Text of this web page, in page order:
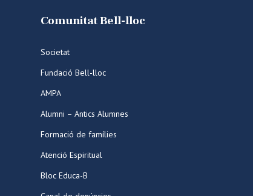
Comunitat Bell-lloc
Societat
Fundació Bell-lloc
AMPA
Alumni – Antics Alumnes
Formació de famílies
Atenció Espiritual
Bloc Educa-B